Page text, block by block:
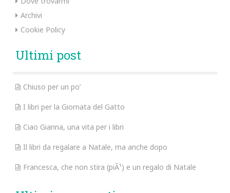
Archivi
Cookie Policy
Ultimi post
Chiuso per un po’
I libri per la Giornata del Gatto
Ciao Gianna, una vita per i libri
Il libri da regalare a Natale, ma anche dopo
Francesca, che non stira (piÃ¹) e un regalo di Natale